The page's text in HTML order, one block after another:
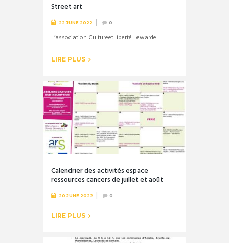
Street art
22 JUNE 2022 0
L’association CultureetLiberté Lewarde...
LIRE PLUS
Calendrier des activités espace
ressources cancers de juillet et août
20 JUNE 2022 0
LIRE PLUS